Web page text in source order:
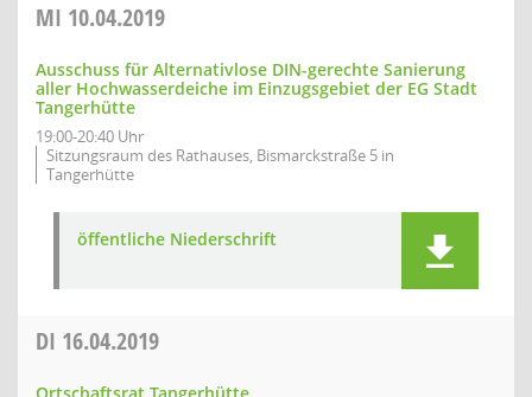
MI 10.04.2019
Ausschuss für Alternativlose DIN-gerechte Sanierung
aller Hochwasserdeiche im Einzugsgebiet der EG Stadt
Tangerhütte
19:00-20:40 Uhr
Sitzungsraum des Rathauses, Bismarckstraße 5 in
Tangerhütte
öffentliche Niederschrift
DI 16.04.2019